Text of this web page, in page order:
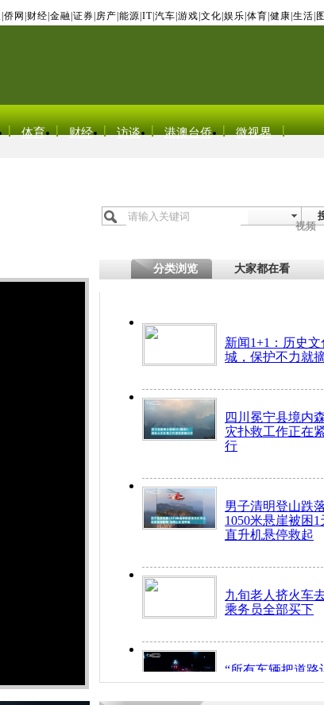
侨网 财经 金融 证券 房产 能源 IT| 汽车 游戏 文化 娱乐 体育 健康 生活
体育 财经 访谈 港澳台侨 微视界
视频
分类浏览 大家都在看
新闻1+1：历史文
城，保护不力就
四川冕宁县境内
灾扑救工作正在
行
男子清明登山跌
1050米悬崖被困1
直升机悬停救起
九旬老人挤火车
乘务员全部买下
“所有车辆把道路
开！”儿童突发疾